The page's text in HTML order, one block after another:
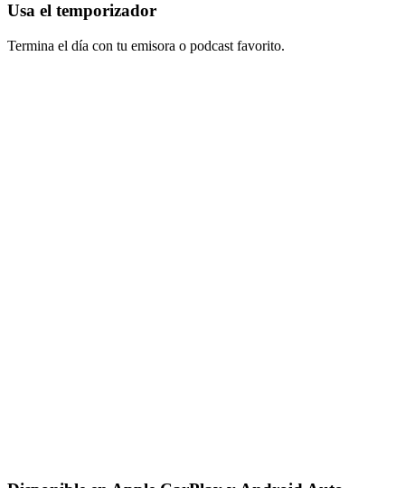
Usa el temporizador
Termina el día con tu emisora o podcast favorito.